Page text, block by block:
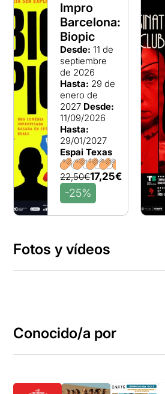
Impro
Barcelona:
Biopic
Desde: 11 de
septiembre
de 2026
Hasta: 29 de
enero de
2027 Desde:
11/09/2026
Hasta:
29/01/2027
Espai Texas
22,50€17,25€
-25%
Fotos y vídeos
Conocido/a por